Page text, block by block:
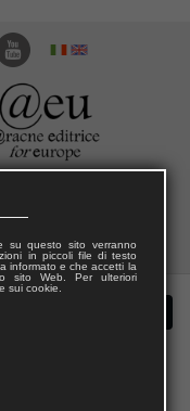
su questo sito verranno
in piccoli file di testo
informato e che accetti la
sito Web. Per ulteriori
sui cookie.